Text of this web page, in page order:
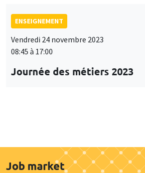
ENSEIGNEMENT
Vendredi 24 novembre 2023
08:45 à 17:00
Journée des métiers 2023
Job market